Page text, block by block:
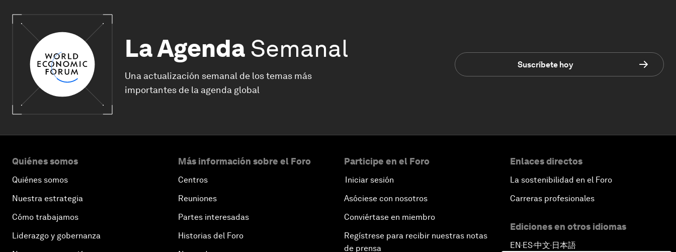
La Agenda Semanal
Una actualización semanal de los temas más
importantes de la agenda global
Suscríbete hoy
Quiénes somos
Quiénes somos
Nuestra estrategia
Cómo trabajamos
Liderazgo y gobernanza
Más información sobre el Foro
Centros
Reuniones
Partes interesadas
Historias del Foro
Participe en el Foro
Iniciar sesión
Asóciese con nosotros
Conviértase en miembro
Regístrese para recibir nuestras notas
de prensa
Enlaces directos
La sostenibilidad en el Foro
Carreras profesionales
Ediciones en otros idiomas
EN ▪ES▪中文▪ 日本語